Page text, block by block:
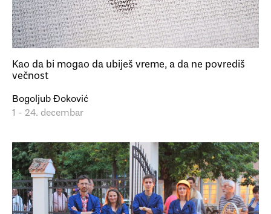
Kao da bi mogao da ubiješ vreme, a da ne povrediš
večnost
Bogoljub Đoković
1 - 24. decembar